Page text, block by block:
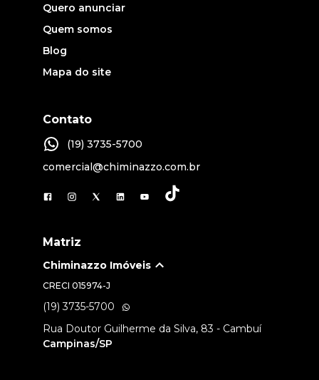
Quero anunciar
Quem somos
Blog
Mapa do site
Contato
(19) 3735-5700
comercial@chiminazzo.com.br
Matriz
Chiminazzo Imóveis
CRECI 015974-J
(19) 3735-5700
Rua Doutor Guilherme da Silva, 83 - Cambuí
Campinas/SP